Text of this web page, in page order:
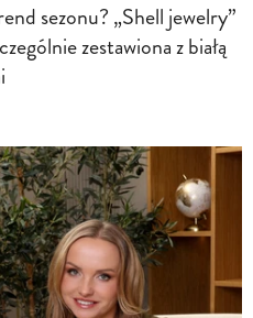
sezonu? „Shell jewelry”
zestawiona z białą